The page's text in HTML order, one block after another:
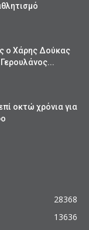
ο Χάρης Δούκας
οκτώ χρόνια για
28368
13636